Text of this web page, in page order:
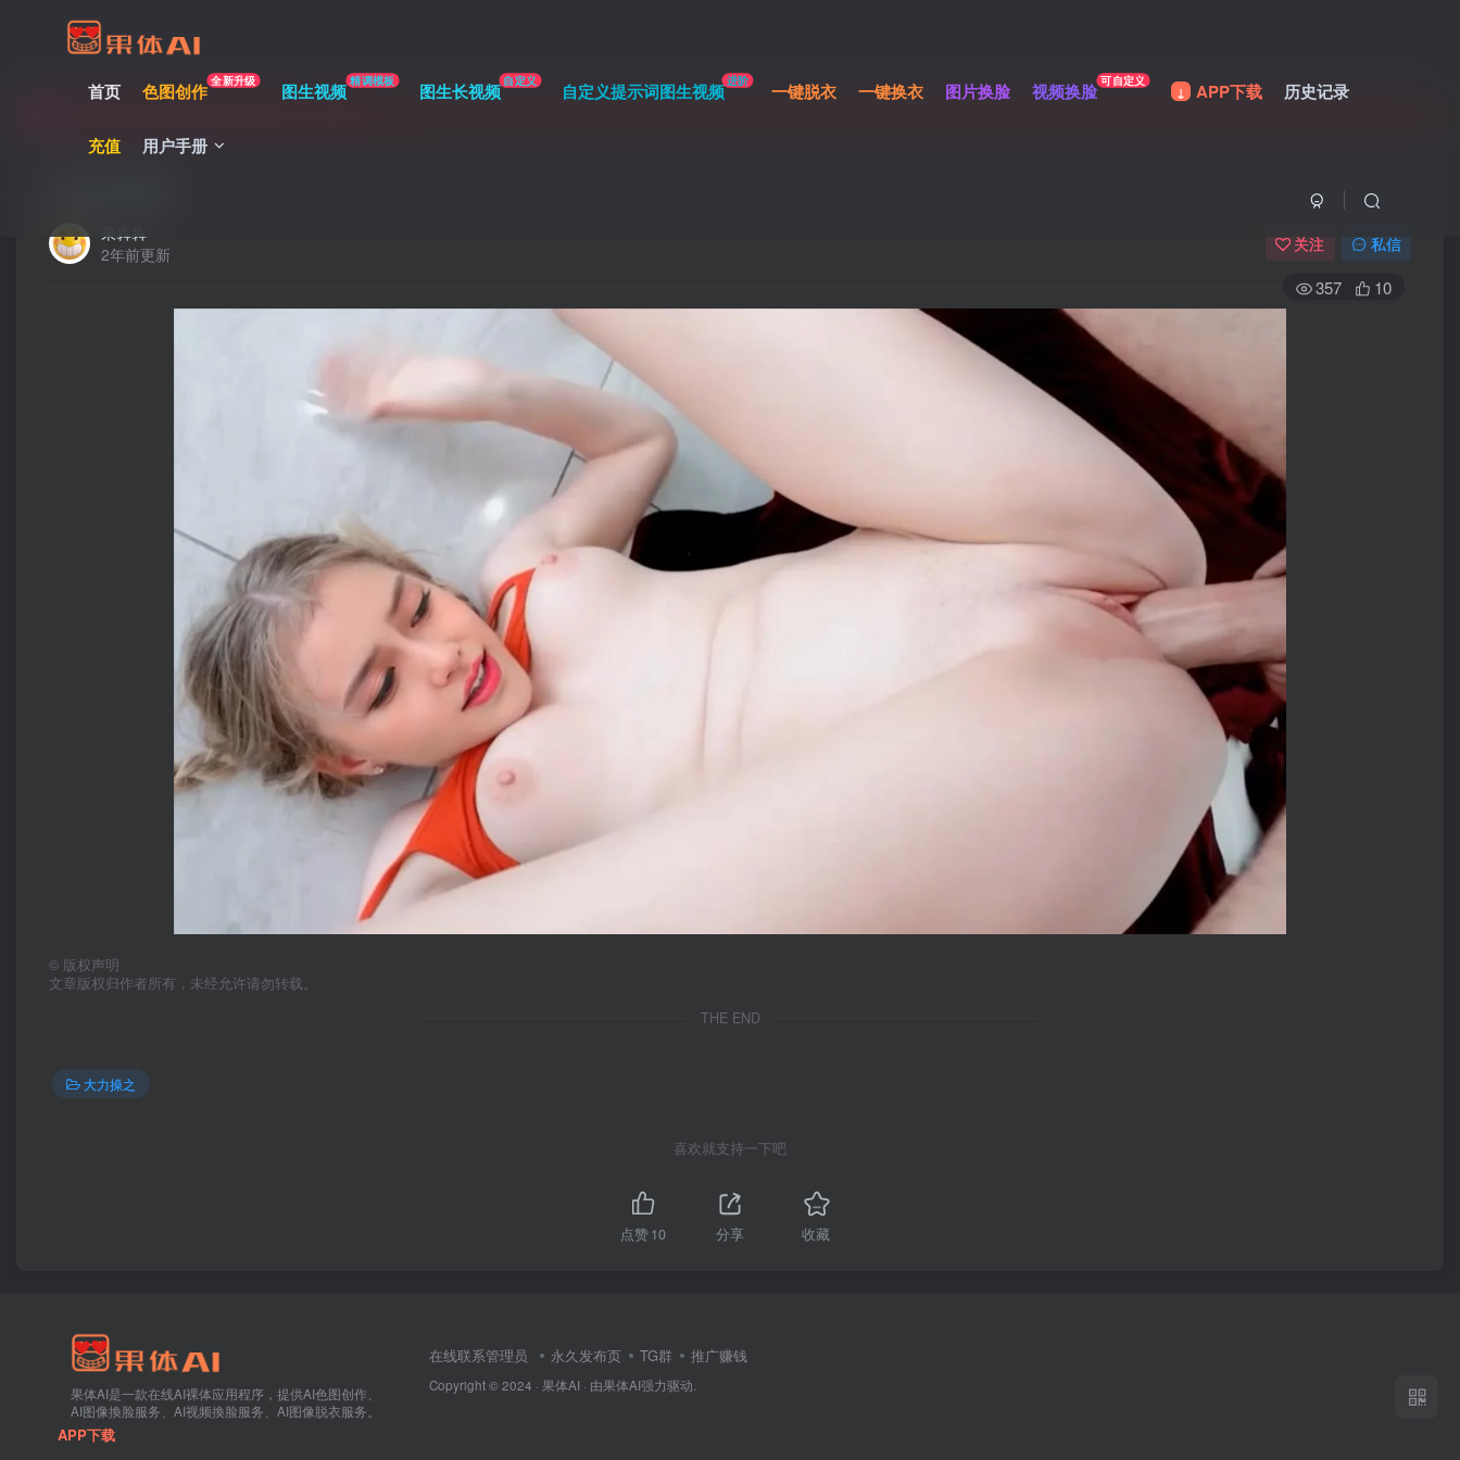
首页 色图创作 全新升级 图生视频 精调模板 图生长视频自定义 自定义提示词图生视频进阶 一键脱衣 一键换衣 图片换脸 视频换脸 可自定义 APP下载 历史记录
充值 用户手册
充值限时巨惠，最多赠送1168余额，1余额=0.3元
充值限时巨惠，最多赠送1168余额，1余额=0.3元
果犇犇
2年前更新
关注 私信
357 10
© 版权声明
文章版权归作者所有，未经允许请勿转载。
THE END
大力操之
喜欢就支持一下吧
点赞10 分享 收藏
果体AI是一款在线AI裸体应用程序，提供AI色图创作、
AI图像換脸服务、AI视频換脸服务、AI图像脱衣服务。
在线联系管理员 永久发布页 TG群 推广赚钱
Copyright © 2024 · 果体AI · 由果体AI强力驱动.
APP下载